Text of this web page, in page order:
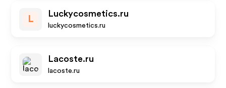
L
Luckycosmetics.ru
luckycosmetics.ru
Lacoste.ru
lacoste.ru